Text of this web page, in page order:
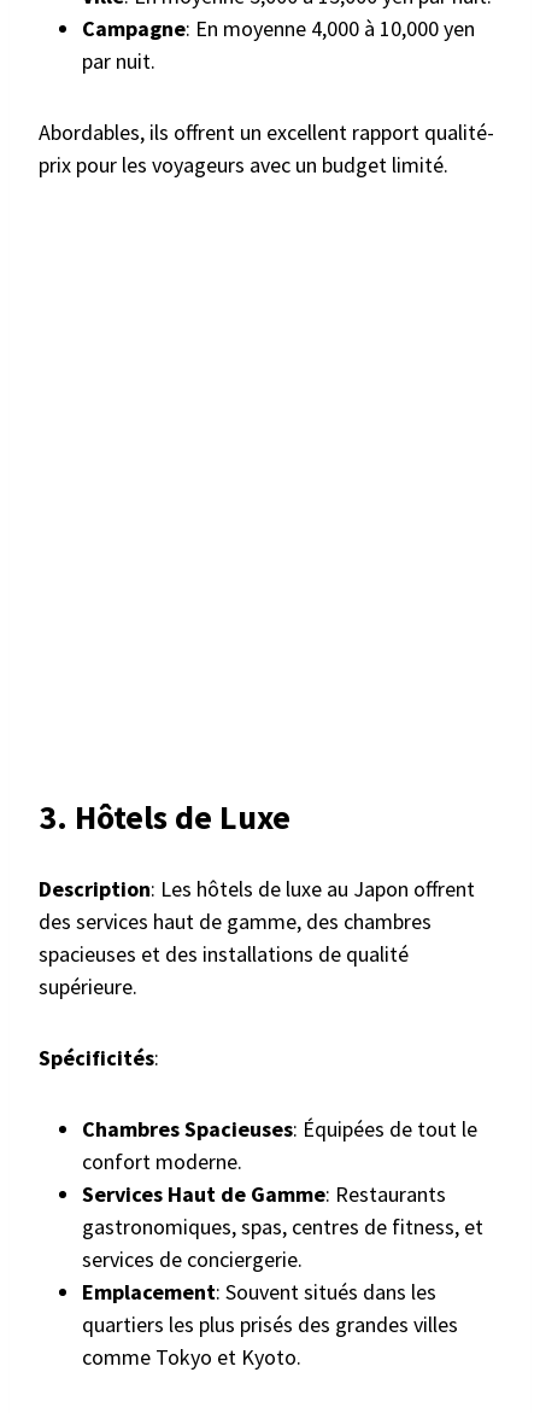
Campagne: En moyenne 4,000 à 10,000 yen
par nuit.
Abordables, ils offrent un excellent rapport qualité-
prix pour les voyageurs avec un budget limité.
3. Hôtels de Luxe
Description: Les hôtels de luxe au Japon offrent
des services haut de gamme, des chambres
spacieuses et des installations de qualité
supérieure.
Spécificités:
Chambres Spacieuses: Équipées de tout le
confort moderne.
Services Haut de Gamme: Restaurants
gastronomiques, spas, centres de fitness, et
services de conciergerie.
Emplacement: Souvent situés dans les
quartiers les plus prisés des grandes villes
comme Tokyo et Kyoto.